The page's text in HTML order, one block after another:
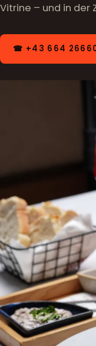
Vitrine – und in der
☎ +43 664